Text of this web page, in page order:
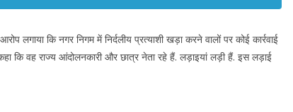
लगाया कि नगर निगम में निर्दलीय प्रत्याशी खड़ा करने वालों पर कोई कार्रवाई
कि वह राज्य आंदोलनकारी और छात्र नेता रहे हैं. लड़ाइयां लड़ी हैं. इस लड़ाई